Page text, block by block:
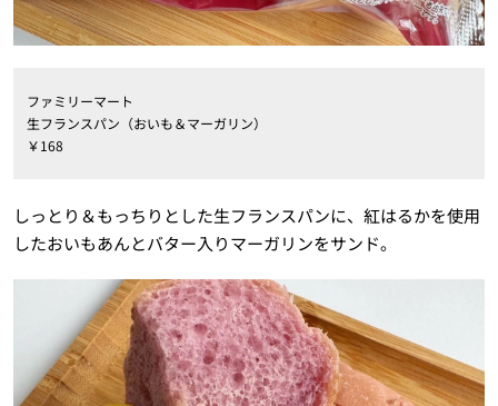
ファミリーマート
生フランスパン（おいも＆マーガリン）
￥168
しっとり＆もっちりとした生フランスパンに、紅はるかを使用
したおいもあんとバター入りマーガリンをサンド。